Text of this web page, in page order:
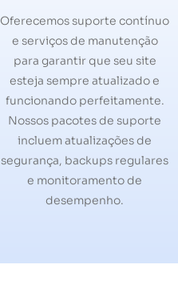
Oferecemos suporte contínuo
e serviços de manutenção
para garantir que seu site
esteja sempre atualizado e
funcionando perfeitamente.
Nossos pacotes de suporte
incluem atualizações de
segurança, backups regulares
e monitoramento de
desempenho.